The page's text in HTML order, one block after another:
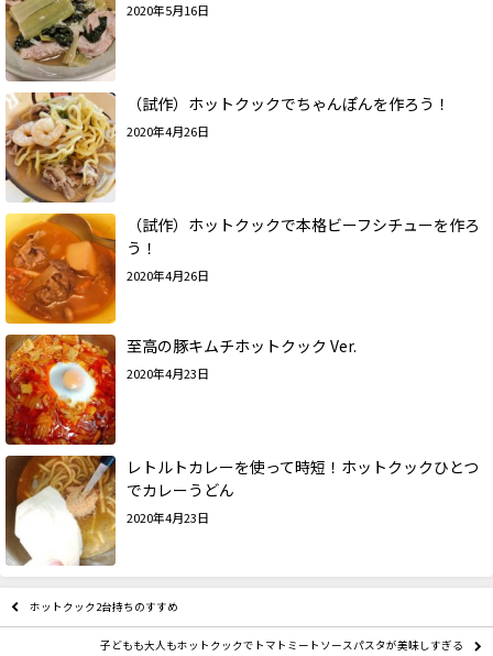
2020年5月16日
（試作）ホットクックでちゃんぽんを作ろう！
2020年4月26日
（試作）ホットクックで本格ビーフシチューを作ろ
う！
2020年4月26日
至高の豚キムチホットクック Ver.
2020年4月23日
レトルトカレーを使って時短！ホットクックひとつ
でカレーうどん
2020年4月23日
ホットクック2台持ちのすすめ
子どもも大人もホットクックでトマトミートソースパスタが美味しすぎる